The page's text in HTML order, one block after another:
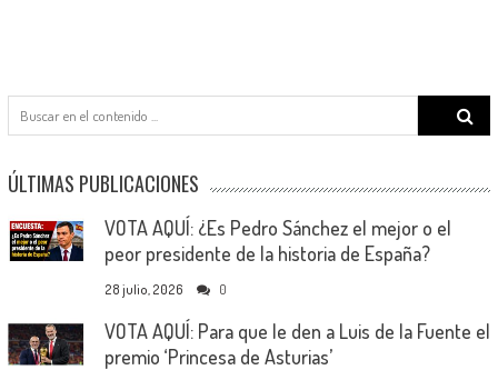
Search
for:
ÚLTIMAS PUBLICACIONES
VOTA AQUÍ: ¿Es Pedro Sánchez el mejor o el
peor presidente de la historia de España?
28 julio, 2026 0
VOTA AQUÍ: Para que le den a Luis de la Fuente el
premio ‘Princesa de Asturias’